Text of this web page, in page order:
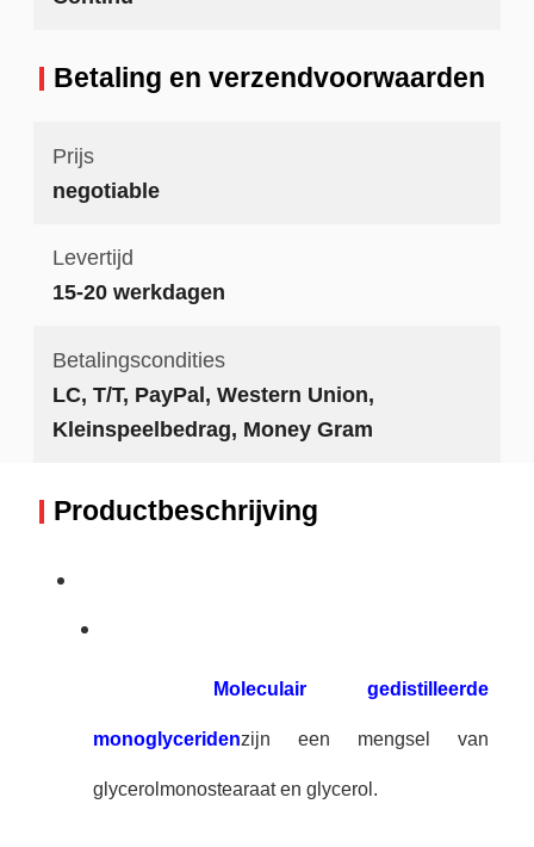
Betaling en verzendvoorwaarden
Prijs
negotiable
Levertijd
15-20 werkdagen
Betalingscondities
LC, T/T, PayPal, Western Union,
Kleinspeelbedrag, Money Gram
Productbeschrijving
Moleculair gedistilleerde
monoglyceridenzijn een mengsel van
glycerolmonostearaat en glycerol.